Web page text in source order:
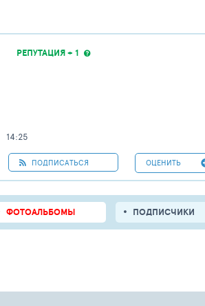
РЕПУТАЦИЯ + 1
14:25
ПОДПИСАТЬСЯ ОЦЕНИТЬ
ФОТОАЛЬБОМЫ ПОДПИСЧИКИ